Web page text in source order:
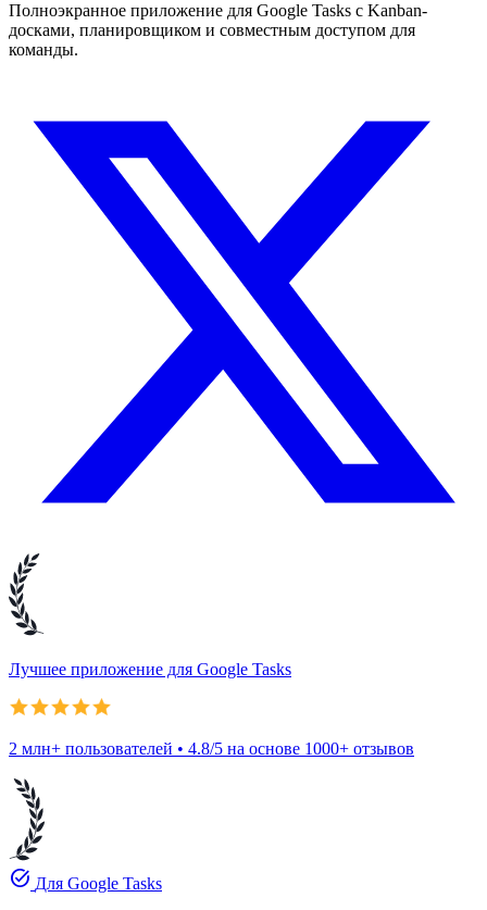
Полноэкранное приложение для Google Tasks с Kanban-
досками, планировщиком и совместным доступом для
команды.
Лучшее приложение для Google Tasks
2 млн+ пользователей • 4.8/5 на основе 1000+ отзывов
task_alt Для Google Tasks